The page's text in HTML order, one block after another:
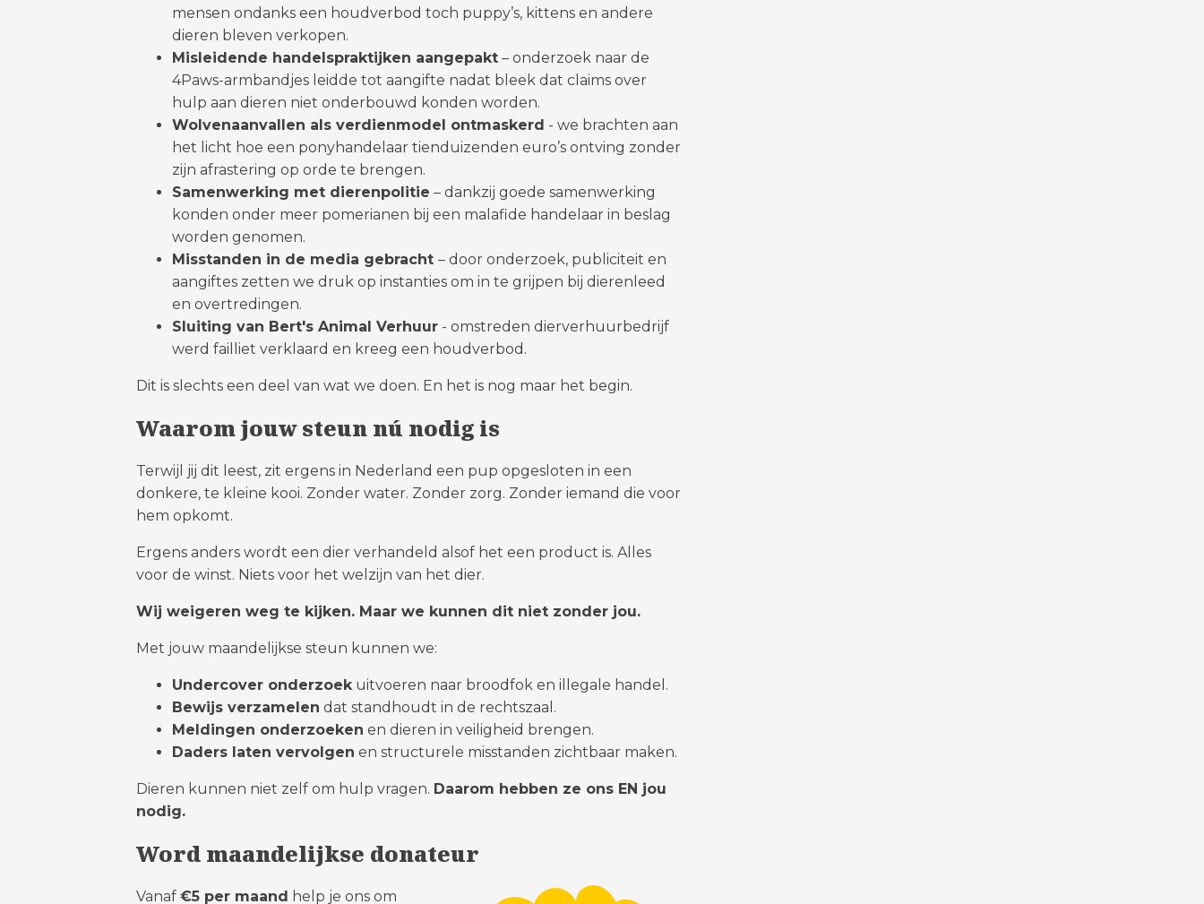
mensen ondanks een houdverbod toch puppy’s, kittens en andere
dieren bleven verkopen.
Misleidende handelspraktijken aangepakt – onderzoek naar de
4Paws-armbandjes leidde tot aangifte nadat bleek dat claims over
hulp aan dieren niet onderbouwd konden worden.
Wolvenaanvallen als verdienmodel ontmaskerd - we brachten aan
het licht hoe een ponyhandelaar tienduizenden euro’s ontving zonder
zijn afrastering op orde te brengen.
Samenwerking met dierenpolitie – dankzij goede samenwerking
konden onder meer pomerianen bij een malafide handelaar in beslag
worden genomen.
Misstanden in de media gebracht – door onderzoek, publiciteit en
aangiftes zetten we druk op instanties om in te grijpen bij dierenleed
en overtredingen.
Sluiting van Bert's Animal Verhuur - omstreden dierverhuurbedrijf
werd failliet verklaard en kreeg een houdverbod.
Dit is slechts een deel van wat we doen. En het is nog maar het begin.
Waarom jouw steun nú nodig is
Terwijl jij dit leest, zit ergens in Nederland een pup opgesloten in een
donkere, te kleine kooi. Zonder water. Zonder zorg. Zonder iemand die voor
hem opkomt.
Ergens anders wordt een dier verhandeld alsof het een product is. Alles
voor de winst. Niets voor het welzijn van het dier.
Wij weigeren weg te kijken. Maar we kunnen dit niet zonder jou.
Met jouw maandelijkse steun kunnen we:
Undercover onderzoekuitvoeren naar broodfok en illegale handel.
Bewijs verzamelen dat standhoudt in de rechtszaal.
Meldingen onderzoeken en dieren in veiligheid brengen.
Daders laten vervolgen en structurele misstanden zichtbaar maken.
Dieren kunnen niet zelf om hulp vragen. Daarom hebben ze ons EN jou
nodig.
Word maandelijkse donateur
Vanaf €5 per maand help je ons om